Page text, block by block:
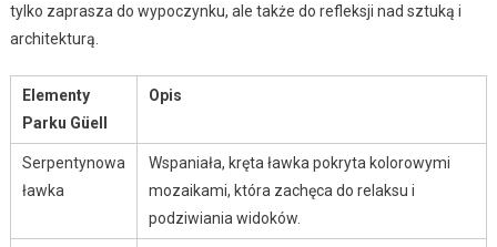
tylko zaprasza do wypoczynku, ale także do refleksji nad sztuką i
architekturą.
Elementy
Parku Güell
Opis
Serpentynowa
ławka
Wspaniała, kręta ławka pokryta kolorowymi
mozaikami, która zachęca do relaksu i
podziwiania widoków.